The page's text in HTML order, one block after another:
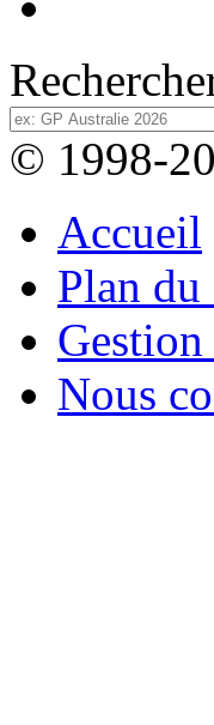
© 1998-
Accueil
Plan du
Gestion
Nous